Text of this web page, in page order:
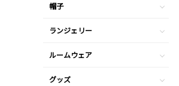
帽子
ランジェリー
ルームウェア
グッズ